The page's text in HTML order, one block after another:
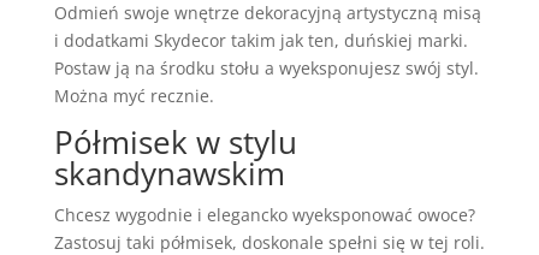
Odmień swoje wnętrze dekoracyjną artystyczną misą
i dodatkami Skydecor takim jak ten, duńskiej marki.
Postaw ją na środku stołu a wyeksponujesz swój styl.
Można myć recznie.
Półmisek w stylu
skandynawskim
Chcesz wygodnie i elegancko wyeksponować owoce?
Zastosuj taki półmisek, doskonale spełni się w tej roli.